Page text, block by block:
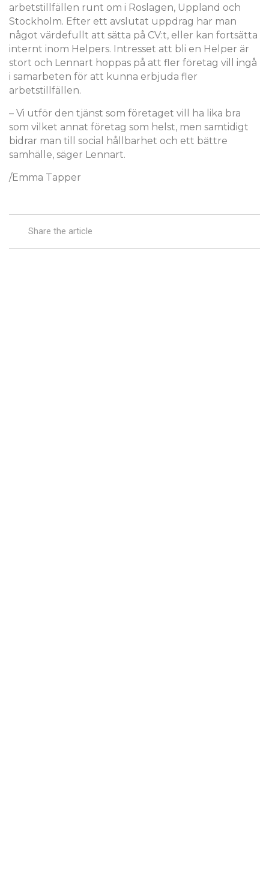
arbetstillfällen runt om i Roslagen, Uppland och
Stockholm. Efter ett avslutat uppdrag har man
något värdefullt att sätta på CV:t, eller kan fortsätta
internt inom Helpers. Intresset att bli en Helper är
stort och Lennart hoppas på att fler företag vill ingå
i samarbeten för att kunna erbjuda fler
arbetstillfällen.
– Vi utför den tjänst som företaget vill ha lika bra
som vilket annat företag som helst, men samtidigt
bidrar man till social hållbarhet och ett bättre
samhälle, säger Lennart.
/Emma Tapper
Share the article